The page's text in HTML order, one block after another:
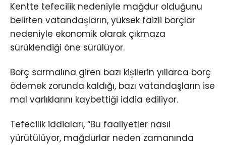
Kentte tefecilik nedeniyle mağdur olduğunu
belirten vatandaşların, yüksek faizli borçlar
nedeniyle ekonomik olarak çıkmaza
sürüklendiği öne sürülüyor.
Borç sarmalına giren bazı kişilerin yıllarca borç
ödemek zorunda kaldığı, bazı vatandaşların ise
mal varlıklarını kaybettiği iddia ediliyor.
Tefecilik iddiaları, “Bu faaliyetler nasıl
yürütülüyor, mağdurlar neden zamanında